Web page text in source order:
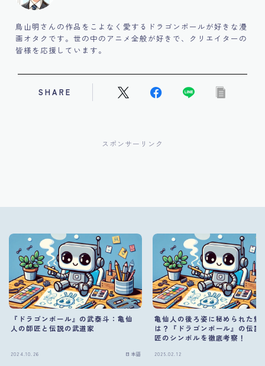
鳥山明さんの作品をこよなく愛するドラゴンボールが好きな漫
画オタクです。世の中のアニメ全般が好きで、クリエイターの
皆様を応援しています。
SHARE
スポンサーリンク
『ドラゴンボール』の武泰斗：亀仙
人の師匠と伝説の武道家
2024.10.26 日本語
亀仙人の後ろ姿に秘められた魅
は？『ドラゴンボール』の伝説
匠のシンボルを徹底考察！
2025.02.12